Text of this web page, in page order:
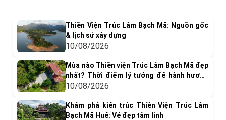
Thiền Viện Trúc Lâm Bạch Mã: Nguồn gốc
& lịch sử xây dựng
10/08/2026
Mùa nào Thiền viện Trúc Lâm Bạch Mã đẹp
nhất? Thời điểm lý tưởng để hành hương
và chụp ảnh
10/08/2026
Khám phá kiến trúc Thiền Viện Trúc Lâm
Bạch Mã Huế: Vẻ đẹp tâm linh